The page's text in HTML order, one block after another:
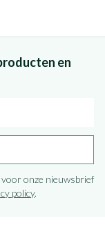
en
onze nieuwsbrief
policy.